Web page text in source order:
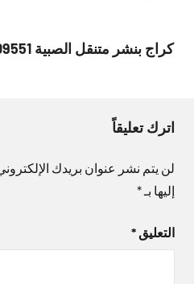
اترك تعليقاً
لن يتم نشر عنوان بريدك
إليها بـ*
التعليق *